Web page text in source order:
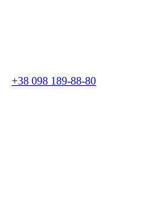
+38 098 189-88-80